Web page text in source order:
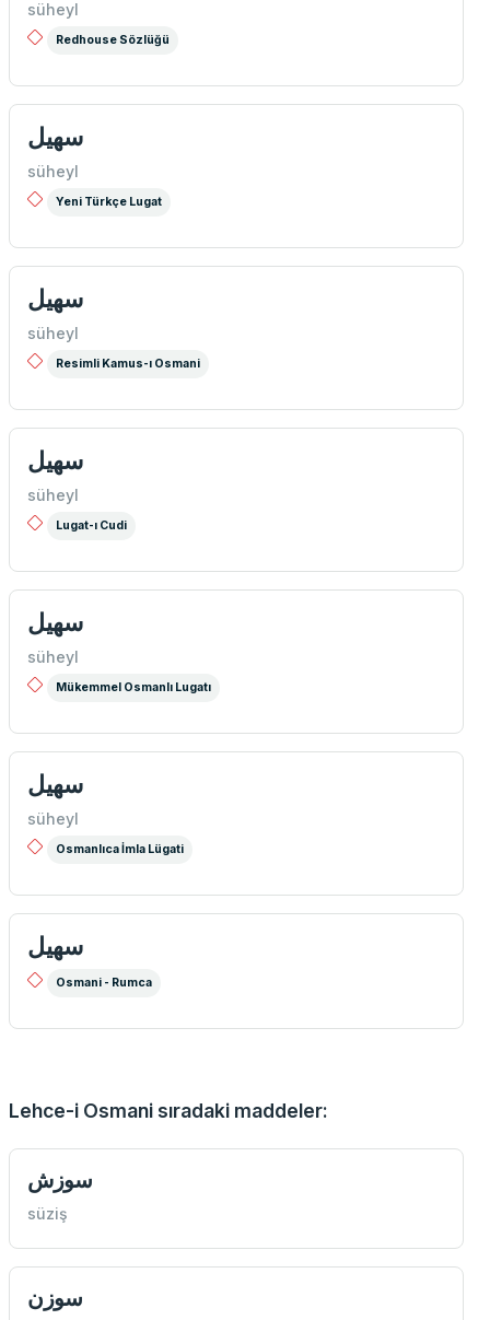
süheyl
Redhouse Sözlüğü
سهیل
süheyl
Yeni Türkçe Lugat
سهیل
süheyl
Resimli Kamus-ı Osmani
سهیل
süheyl
Lugat-ı Cudi
سهیل
süheyl
Mükemmel Osmanlı Lugatı
سهیل
süheyl
Osmanlıca İmla Lügati
سهيل
Osmani - Rumca
Lehce-i Osmani sıradaki maddeler:
سوزش
süziş
سوزن